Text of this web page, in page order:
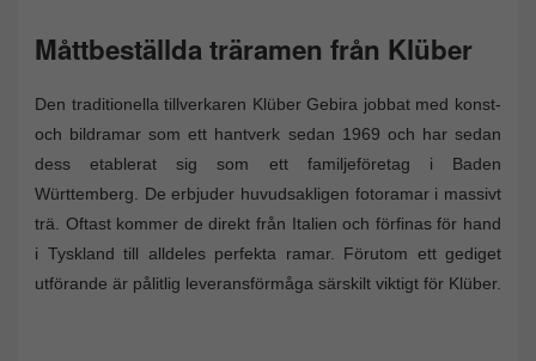
Måttbeställda träramen från Klüber
Den traditionella tillverkaren Klüber Gebira jobbat med konst-
och bildramar som ett hantverk sedan 1969 och har sedan
dess etablerat sig som ett familjeföretag i Baden
Württemberg. De erbjuder huvudsakligen fotoramar i massivt
trä. Oftast kommer de direkt från Italien och förfinas för hand
i Tyskland till alldeles perfekta ramar. Förutom ett gediget
utförande är pålitlig leveransförmåga särskilt viktigt för Klüber.